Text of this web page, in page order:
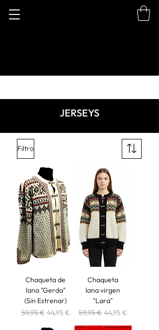
JERSEYS
Filtro
Chaqueta de
lana "Gerda"
(Sin Estrenar)
Precio
59,95 € Precio de oferta
44,95 €
Chaqueta
lana virgen
"Lara"
Precio
59,95 € Precio de oferta
44,95 €